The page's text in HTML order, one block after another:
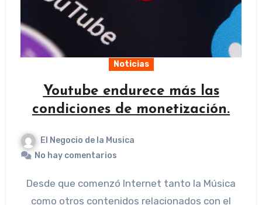
Noticias
Youtube endurece más las
condiciones de monetización.
El Negocio de la Musica
No hay comentarios
Desde que comenzó Internet tanto la Música
como otros contenidos relacionados con el